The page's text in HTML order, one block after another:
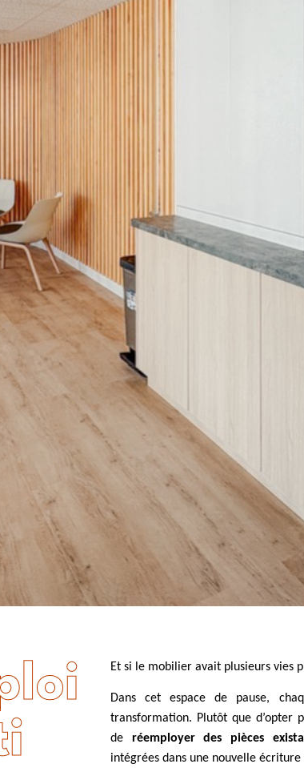
Et si le mobilier avait plusieurs vies
Dans cet espace de pause,
transformation. Plutôt que d’opter
de réemployer des pièces
intégrées dans une nouvelle